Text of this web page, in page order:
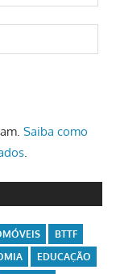
Saiba como
.
BTTF
EDUCAÇÃO